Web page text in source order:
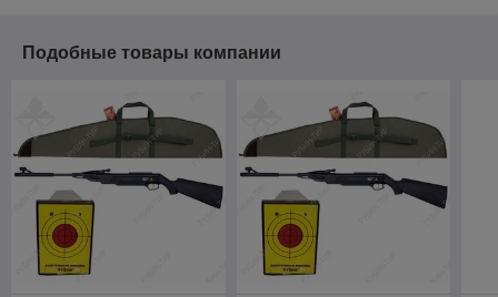
Подобные товары компании